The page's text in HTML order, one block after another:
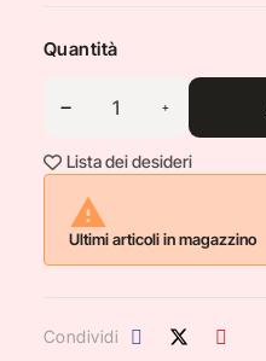
Quantità
Lista dei desideri

Ultimi articoli in magazzino
Condividi